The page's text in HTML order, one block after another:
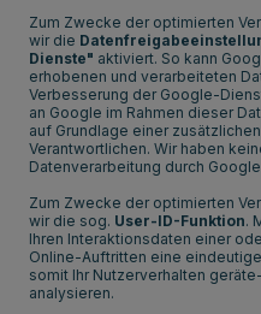
Zum Zwecke der optimierten
wir die
Dienste" aktiviert. So kann
erhobenen und verarbeiteten
Verbesserung der Google-
an Google im Rahmen dieser
auf Grundlage einer
Verantwortlichen. Wir haben
Datenverarbeitung durch
Zum Zwecke der optimierten
wir die sog. User-ID-Funktion.
Ihren Interaktionsdaten einer
Online-Auftritten eine
somit Ihr Nutzerverhalten
analysieren.